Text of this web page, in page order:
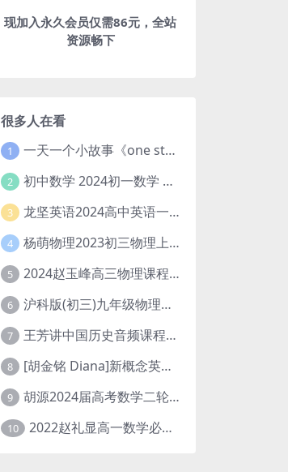
现加入永久会员仅需86元，全站
资源畅下
很多人在看
1 一天一个小故事《one story a day》初中版 百度网盘分享下载
2 初中数学 2024初一数学 朱韬数学 S班春季下 A+班春季下 百度云网盘
3 龙坚英语2024高中英语一轮系统班(全国卷+北京卷)
4 杨萌物理2023初三物理上秋季A+班(视频+讲义) 百度网盘分享
5 2024赵玉峰高三物理课程24年高考物理一轮复习网课教程
6 沪科版(初三)九年级物理全一册网课教学视频全集(录播版 杜春雨 66讲)
7 王芳讲中国历史音频课程全集(上下五千年)
8 [胡金铭 Diana]新概念英语第1册教学视频课程(全集 百度网盘下载)
9 胡源2024届高考数学二轮寒假春季精讲 百度网盘分享
10 2022赵礼显高一数学必修一课程视频资源(秋季班 含讲义)百度网盘云